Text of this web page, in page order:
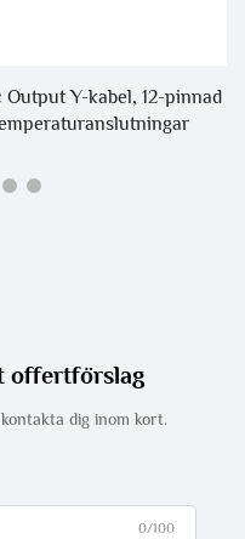
Y-kabel, 12-pinnad
offertförslag
dig inom kort.
0/100